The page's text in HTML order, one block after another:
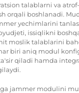
talablarni va
orqali boshlanadi.
yechimlarini
issiqlikni
moslik talablarini
biri aniq modul
qiladi hamda
jammer modulini